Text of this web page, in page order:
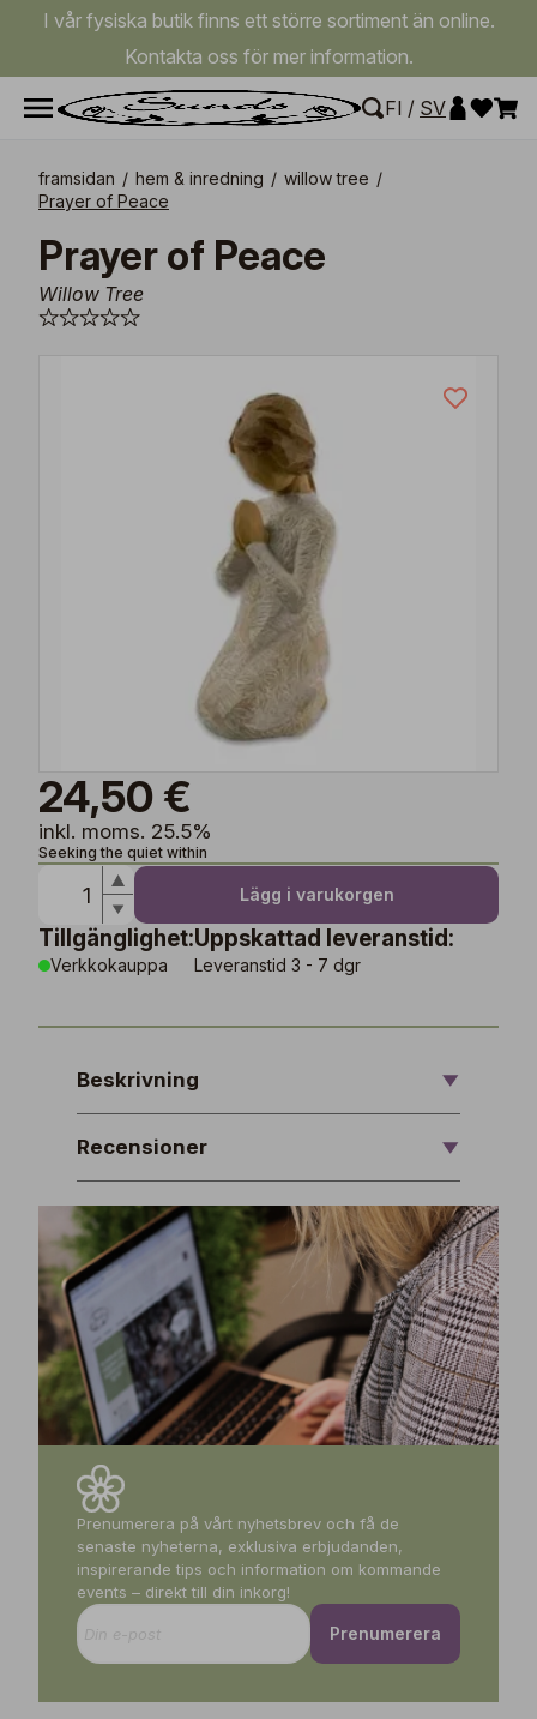
I vår fysiska butik finns ett större sortiment än online.
Kontakta oss för mer information.
FI / SV
framsidan / hem & inredning / willow tree /
Prayer of Peace
Prayer of Peace
Willow Tree
24,50 €
inkl. moms. 25.5%
Seeking the quiet within
Lägg i varukorgen
Tillgänglighet:
Verkkokauppa
Uppskattad leveranstid:
Leveranstid 3 - 7 dgr
Beskrivning
Recensioner
Prenumerera på vårt nyhetsbrev och få de
senaste nyheterna, exklusiva erbjudanden,
inspirerande tips och information om kommande
events – direkt till din inkorg!
Prenumerera